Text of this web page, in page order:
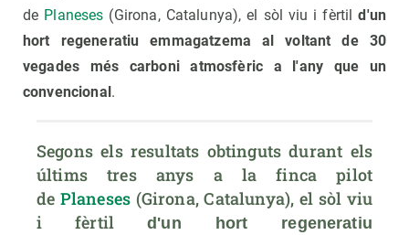
de Planeses (Girona, Catalunya), el sòl viu i fèrtild'un
hort regeneratiu emmagatzema al voltant de 30
vegades més carboni atmosfèric a l'any que un
convencional .
Segons els resultats obtinguts durant els
últims tres anys a la finca pilot
de Planeses (Girona, Catalunya), el sòl viu
i fèrtil d'un hort regeneratiu